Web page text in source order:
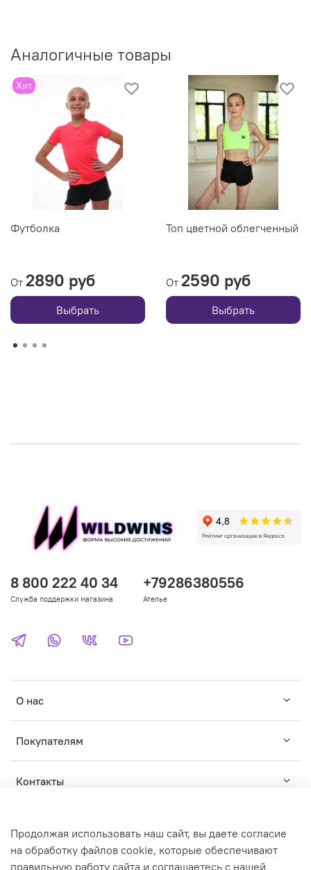
Аналогичные товары
Хит
Футболка
От 2890 руб
Выбрать
Топ цветной облегченный
От 2590 руб
Выбрать
О нас
Покупателям
Контакты
8 800 222 40 34
Служба поддержки магазина
+79286380556
Ателье
Продолжая использовать наш сайт, вы даете согласие
на обработку файлов cookie, которые обеспечивают
правильную работу сайта и соглашаетесь с нашей